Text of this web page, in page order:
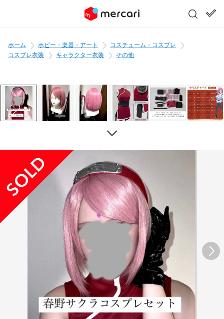
ホーム ホビー・楽器・アート
コスチューム・コスプレ
コスプレ衣装
キャラクター衣装 その他